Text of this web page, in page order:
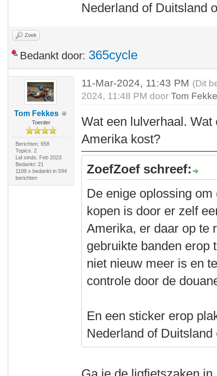
Nederland of Duitsland
Zoek
Bedankt door: 365cycle
Tom Fekkes
Toerder
Berichten: 658
Topics: 2
Lid sinds: Feb 2023
Bedankt: 21
1109 x bedankt in 594
berichten
11-Mar-2024, 11:43 PM (Dit
2024, 11:48 PM doorTom
Wat een lulverhaal.
Amerika kost?
ZoefZoef schreef:
De enige oplossing
kopen is door er zelf
Amerika, er daar op te
gebruikte banden
niet nieuw meer is en
controle door de
En een sticker erop
Nederland of